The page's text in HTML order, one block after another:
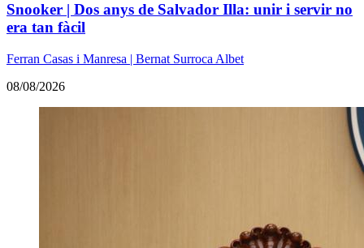
Snooker | Dos anys de Salvador Illa: unir i servir no
era tan fàcil
Ferran Casas i Manresa | Bernat Surroca Albet
08/08/2026